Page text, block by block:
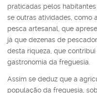
praticadas pelos
se outras atividades, como
pesca artesanal, que
já que dezenas de
desta riqueza, que
gastronomia da freguesia.
Assim se deduz que a
população da freguesia,